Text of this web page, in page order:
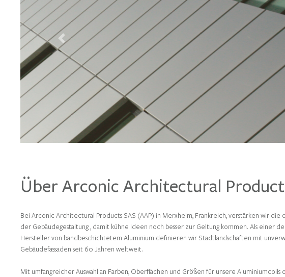
Previous
Über Arconic Architectural
Bei Arconic Architectural Products SAS (AAP) in Merxheim, Frankreich, verstärken wir die
der Gebäudegestaltung , damit kühne Ideen noch besser zur Geltung kommen. Als einer
Hersteller von bandbeschichtetem Aluminium definieren wir Stadtlandschaften mit
Gebäudefassaden seit 60 Jahren weltweit.
Mit umfangreicher Auswahl an Farben, Oberflächen und Größen für unsere Aluminiumcoils